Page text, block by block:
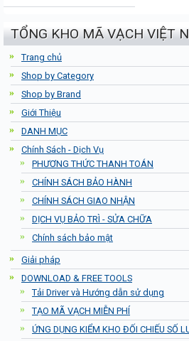
TỔNG KHO MÃ VẠCH VIỆT
Trang chủ
Shop by Category
Shop by Brand
Giới Thiệu
DANH MỤC
Chính Sách - Dịch Vụ
PHƯƠNG THỨC THANH TOÁN
CHÍNH SÁCH BẢO HÀNH
CHÍNH SÁCH GIAO NHẬN
DỊCH VỤ BẢO TRÌ - SỬA CHỮA
Chính sách bảo mật
Giải pháp
DOWNLOAD & FREE TOOLS
Tải Driver và Hướng dẫn sử dụng
TẠO MÃ VẠCH MIỄN PHÍ
ỨNG DỤNG KIỂM KHO ĐỐI CHIẾU SỐ